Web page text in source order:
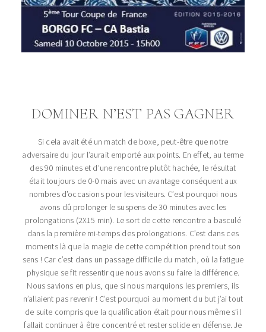
DOMINER N’EST PAS GAGNER
Si cela avait été un match de boxe, peut-être que notre
adversaire du jour l’aurait emporté aux points. En effet, au terme
des 90 minutes et d’une rencontre plutôt hachée, le résultat
était toujours de 0-0 mais avec un avantage conséquent aux
nombres d’occasions pour les visiteurs. C’est pourquoi nous
avons dû prolonger le suspens de 30 minutes avec les
prolongations (2X15 min). Le sort de cette rencontre a basculé
dans la première mi-temps des prolongations. C’est dans ces
moments là que la magie de cette compétition prend tout son
sens ! Car c’est dans un passage difficile du match, où la fatigue
physique se fit ressentir que nous avons su faire la différence.
Nous savions en plus, que si nous marquions les premiers, ils
n’allaient pas revenir ! C’est pourquoi au moment du but j’ai tout
de suite compris que la qualification était pour nous même s’il
fallait continuer à être concentré et rester solide en défense. Je